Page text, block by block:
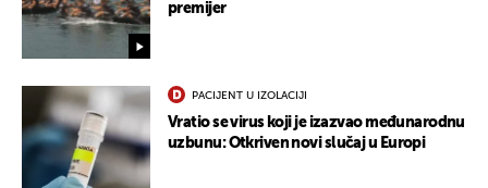
premijer
PACIJENT U IZOLACIJI
Vratio se virus koji je izazvao međunarodnu
uzbunu: Otkriven novi slučaj u Europi